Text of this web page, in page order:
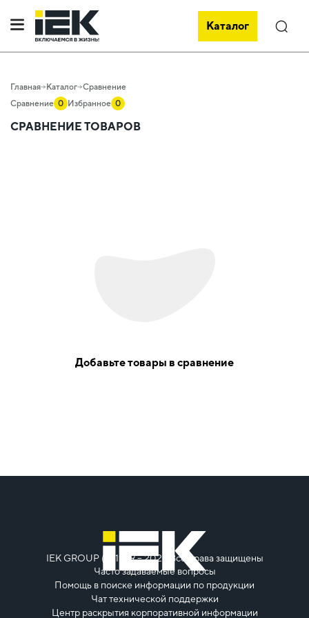
Каталог Поиск
Главная Каталог Сравнение
Сравнение 0 Избранное 0
СРАВНЕНИЕ ТОВАРОВ
Добавьте товары в сравнение
IEK GROUP (c) 1999 – 2026
Все права защищены
Часто задаваемые вопросы
Помощь в поиске информации по продукции
Чат технической поддержки
Центр раскрытия корпоративной информации